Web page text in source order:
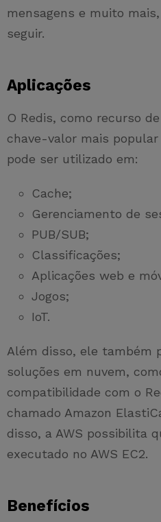
mensagens e muito
seguir.
Aplicações
O Redis, como recurso
chave-valor mais
pode ser utilizado em:
Cache;
Gerenciamento de
PUB/SUB;
Classificações;
Aplicações web e
Jogos;
IoT.
Além disso, ele também
soluções em nuvem,
compatibilidade com o
chamado Amazon
disso, a AWS possibilita
executado no AWS EC2.
Benefícios